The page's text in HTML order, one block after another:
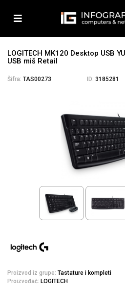
LOGITECH MK120 Desktop USB
USB miš Retail
Šifra: TAS00273 ID: 3185281
Proizvod iz grupe: Tastature i kompleti
Proizvođač: LOGITECH